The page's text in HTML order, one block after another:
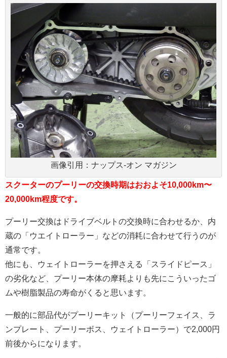
画像引用：ナップス-オン マガジン
スクーターのプーリーの交換時期はおおよそ10,000km〜
20,000km程度です。
プーリー交換はドライブベルトの交換時に合わせるか、内
蔵の「ウエイトローラー」などの消耗に合わせて行うのが
通常です。
他にも、ウェイトローラーを押さえる「スライドピース」
の劣化など、プーリー本体の摩耗よりも先にこういったゴ
ムや樹脂製品の寿命がくると思います。
一般的に部品代がプーリーキット（プーリーフェイス、ラ
ンプレート、プーリーボス、ウェイトローラー）で2,000円
前後からになります。